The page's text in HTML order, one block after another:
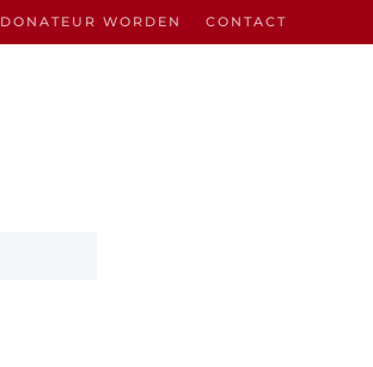
DONATEUR WORDEN CONTACT